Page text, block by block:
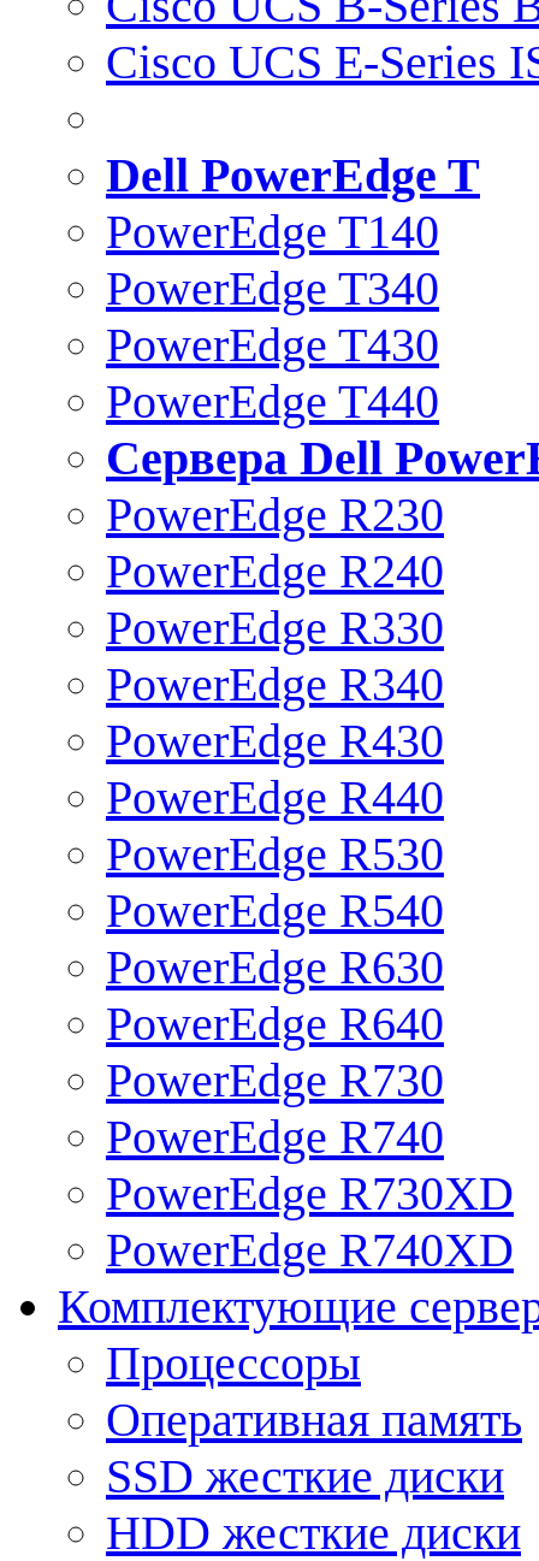
Cisco UCS E-Series
Dell PowerEdge T
PowerEdge T140
PowerEdge T340
PowerEdge T430
PowerEdge T440
Сервера Dell
PowerEdge R230
PowerEdge R240
PowerEdge R330
PowerEdge R340
PowerEdge R430
PowerEdge R440
PowerEdge R530
PowerEdge R540
PowerEdge R630
PowerEdge R640
PowerEdge R730
PowerEdge R740
PowerEdge R730XD
PowerEdge R740XD
Комплектующие
Процессоры
Оперативная память
SSD жесткие диски
HDD жесткие диски